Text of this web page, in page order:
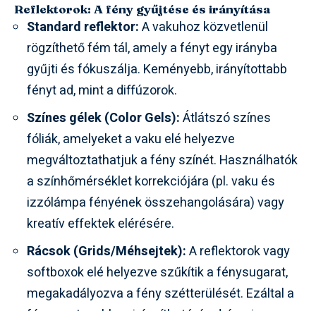
Reflektorok: A fény gyűjtése és irányítása
Standard reflektor:A vakuhoz közvetlenül
rögzíthető fém tál, amely a fényt egy irányba
gyűjti és fókuszálja. Keményebb, irányítottabb
fényt ad, mint a diffúzorok.
Színes gélek (Color Gels):Átlátszó színes
fóliák, amelyeket a vaku elé helyezve
megváltoztathatjuk a fény színét. Használhatók
a színhőmérséklet korrekciójára (pl. vaku és
izzólámpa fényének összehangolására) vagy
kreatív effektek elérésére.
Rácsok (Grids/Méhsejtek):A reflektorok vagy
softboxok elé helyezve szűkítik a fénysugarat,
megakadályozva a fény szétterülését. Ezáltal a